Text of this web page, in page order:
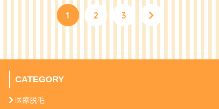
1 2 3
CATEGORY
医療脱毛